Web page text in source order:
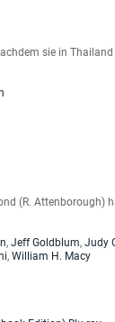
sie in
(R. Attenborough)
, Jeff Goldblum, Judy
, William H. Macy